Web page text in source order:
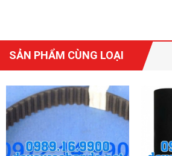
SẢN PHẨM CÙNG LOẠI